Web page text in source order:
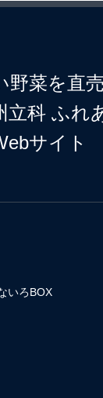
野菜を直
立科 ふれ
サイト
いろBOX